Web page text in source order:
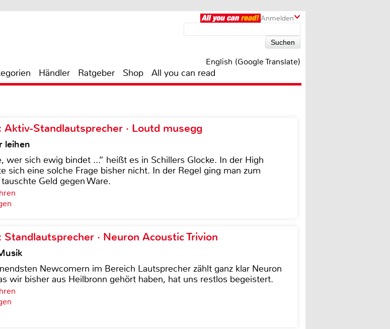
Anmelden
English (Google Translate)
Händler Ratgeber Shop All you can read
Aktiv-Standlautsprecher · Loutd musegg
leihen
wer sich ewig bindet ...“ heißt es in Schillers Glocke. In der High
sich eine solche Frage bisher nicht. In der Regel ging man zum
Geld gegen Ware.
Standlautsprecher · Neuron Acoustic Trivion
Newcomern im Bereich Lautsprecher zählt ganz klar Neuron
wir bisher aus Heilbronn gehört haben, hat uns restlos begeistert.